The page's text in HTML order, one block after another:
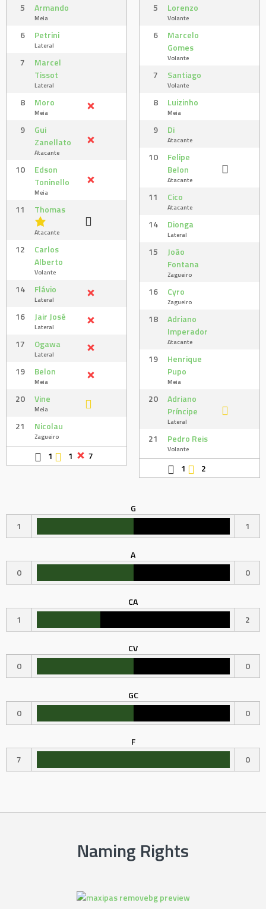
5 Armando
Meia
6 Petrini
Lateral
7
Marcel
Tissot
Lateral
8 Moro
Meia
9
Gui
Zanellato
Atacante
10
Edson
Toninello
Meia
11 Thomas
Atacante
12
Carlos
Alberto
Volante
14 Flávio
Lateral
16 Jair José
Lateral
17 Ogawa
Lateral
19 Belon
Meia
20 Vine
Meia
21 Nicolau
Zagueiro
1 1 7
5 Lorenzo
Volante
6
Marcelo
Gomes
Volante
7 Santiago
Volante
8 Luizinho
Meia
9 Di
Atacante
10
Felipe
Belon
Atacante
11 Cico
Atacante
14 Dionga
Lateral
15
João
Fontana
Zagueiro
16 Cyro
Zagueiro
18
Adriano
Imperador
Atacante
19
Henrique
Pupo
Meia
20
Adriano
Príncipe
Lateral
21 Pedro Reis
Volante
1 2
G
1
1
A
0
0
CA
1
2
CV
0
0
GC
0
0
F
7
0
Naming Rights